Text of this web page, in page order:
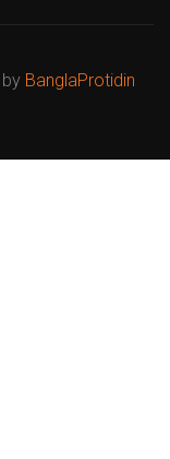
by BanglaProtidin